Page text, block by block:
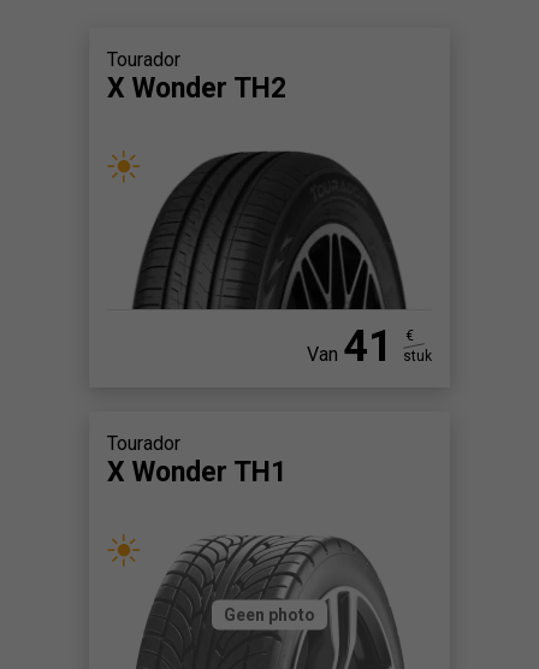
Tourador
X Wonder TH2
Van 41
€
stuk
Tourador
X Wonder TH1
Geen photo